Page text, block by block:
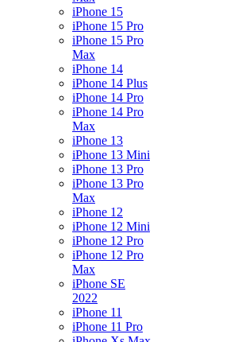
iPhone 15
iPhone 15 Pro
iPhone 15 Pro
Max
iPhone 14
iPhone 14 Plus
iPhone 14 Pro
iPhone 14 Pro
Max
iPhone 13
iPhone 13 Mini
iPhone 13 Pro
iPhone 13 Pro
Max
iPhone 12
iPhone 12 Mini
iPhone 12 Pro
iPhone 12 Pro
Max
iPhone SE
2022
iPhone 11
iPhone 11 Pro